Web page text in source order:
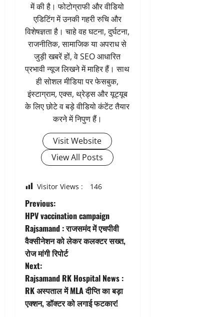
में की है। फोटोग्राफी और वीडियो
एडिटिंग में उनकी गहरी रुचि और
विशेषज्ञता है। चाहे वह घटना, दुर्घटना,
राजनीतिक, सामाजिक या अपराध से
जुड़ी खबरें हों, वे SEO आधारित
प्रभावी न्यूज लिखने में माहिर हैं। साथ
ही सोशल मीडिया पर फेसबुक,
इंस्टाग्राम, एक्स, थ्रेड्स और यूट्यूब
के लिए छोटे व बड़े वीडियो कंटेंट तैयार
करने में निपुण हैं।
Visit Website
View All Posts
Visitor Views : 146
P
o
s
t
n
a
Previous:
HPV vaccination campaign
Rajsamand : राजसमंद में एचपीवी
वैक्सीनेशन को लेकर कलक्टर सख्त,
रोज मांगी रिपोर्ट
Next:
Rajsamand RK Hospital News :
RK अस्पताल में MLA दीप्ति का बड़ा
एक्शन, डॉक्टर को लगाई फटकार!